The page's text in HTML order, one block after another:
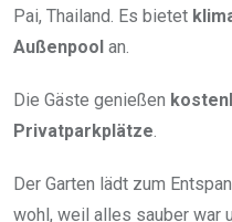
Pai, Thailand. Es bietet
Außenpool an.
Die Gäste genießen
Privatparkplätze.
Der Garten lädt zum
wohl, weil alles sauber war